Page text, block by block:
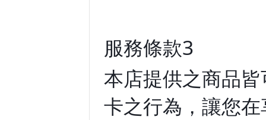
服務條款3
本店提供之商品
卡之行為，讓您